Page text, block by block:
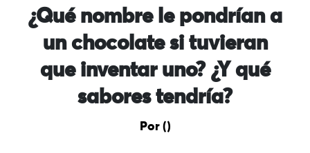
¿Qué nombre le pondrían a
un chocolate si tuvieran
que inventar uno? ¿Y qué
sabores tendría?
Por ()